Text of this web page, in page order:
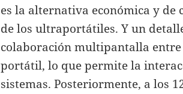
es la alternativa económica y de
de los ultraportátiles. Y un
colaboración multipantalla
portátil, lo que permite la
sistemas. Posteriormente, a los